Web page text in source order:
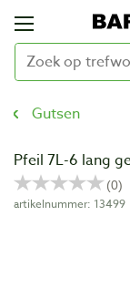
Gutsen
Pfeil 7L-6 lang
artikelnummer: 13499